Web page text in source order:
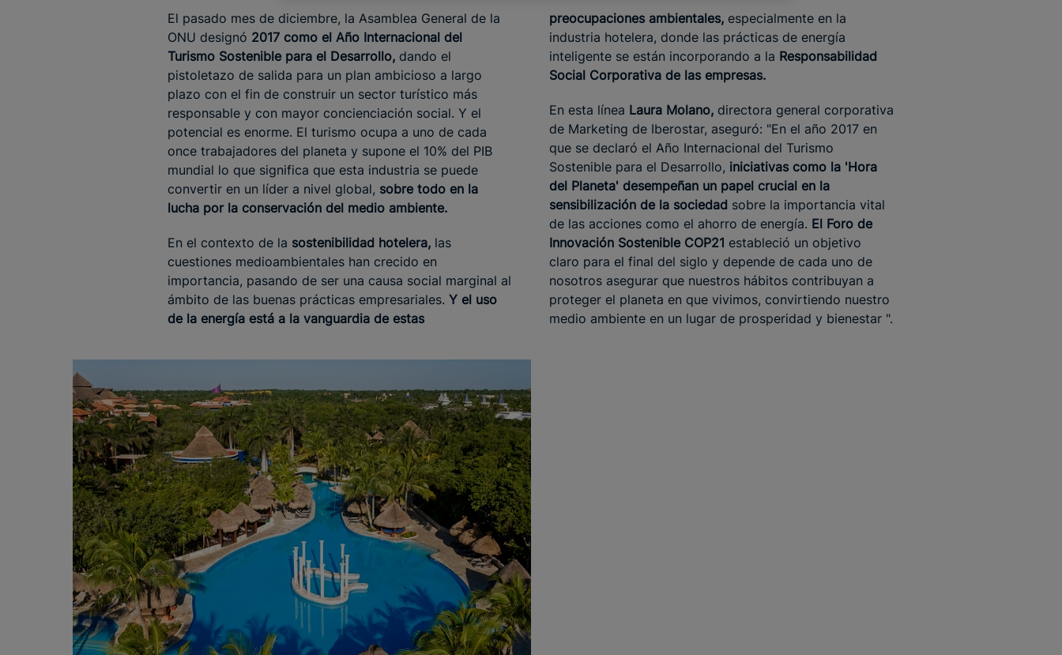
El pasado mes de diciembre, la Asamblea General de la
ONU designó 2017 como el Año Internacional del
Turismo Sostenible para el Desarrollo, dando el
pistoletazo de salida para un plan ambicioso a largo
plazo con el fin de construir un sector turístico más
responsable y con mayor concienciación social. Y el
potencial es enorme. El turismo ocupa a uno de cada
once trabajadores del planeta y supone el 10% del PIB
mundial lo que significa que esta industria se puede
convertir en un líder a nivel global, sobre todo en la
lucha por la conservación del medio ambiente.
En el contexto de la sostenibilidad hotelera, las
cuestiones medioambientales han crecido en
importancia, pasando de ser una causa social marginal al
ámbito de las buenas prácticas empresariales. Y el uso
de la energía está a la vanguardia de estas
preocupaciones ambientales,especialmente en la
industria hotelera, donde las prácticas de energía
inteligente se están incorporando a la Responsabilidad
Social Corporativa de las empresas.
En esta línea Laura Molano, directora general corporativa
de Marketing de Iberostar, aseguró: "En el año 2017 en
que se declaró el Año Internacional del Turismo
Sostenible para el Desarrollo, iniciativas como la 'Hora
del Planeta' desempeñan un papel crucial en la
sensibilización de la sociedad sobre la importancia vital
de las acciones como el ahorro de energía. El Foro de
Innovación Sostenible COP21 estableció un objetivo
claro para el final del siglo y depende de cada uno de
nosotros asegurar que nuestros hábitos contribuyan a
proteger el planeta en que vivimos, convirtiendo nuestro
medio ambiente en un lugar de prosperidad y bienestar ".